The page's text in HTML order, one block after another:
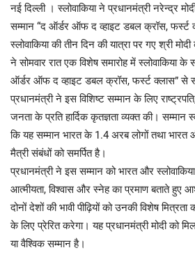
नई दिल्ली । स्लोवाकिया ने प्रधानमंत्री नरेन्द्र
सम्मान “द ऑर्डर ऑफ द व्हाइट डबल क्रॉस, फर्स्ट
स्लोवाकिया की तीन दिन की यात्रा पर गए श्री
ने सोमवार रात एक विशेष समारोह में स्लोवाकिया के
ऑर्डर ऑफ द व्हाइट डबल क्रॉस, फर्स्ट क्लास” से
प्रधानमंत्री ने इस विशिष्ट सम्मान के लिए
जनता के प्रति हार्दिक कृतज्ञता व्यक्त की। सम्मान
कि यह सम्मान भारत के 1.4 अरब लोगों तथा भारत
मैत्री संबंधों को समर्पित है।
प्रधानमंत्री ने इस सम्मान को भारत और
आत्मीयता, विश्वास और स्नेह का प्रमाण बताते हुए
दोनों देशों की भावी पीढ़ियों को उनकी विशेष
के लिए प्रेरित करेगा। यह प्रधानमंत्री मोदी को
या वैश्विक सम्मान है।